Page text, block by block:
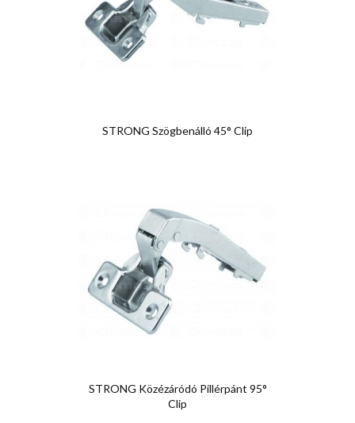
STRONG Szögbenálló 45° Clip
STRONG Közézáródó Pillérpánt 95°
Clip